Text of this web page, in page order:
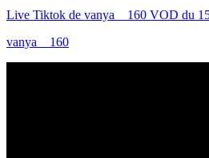
Live Tiktok de vanya__160 VOD du
vanya__160